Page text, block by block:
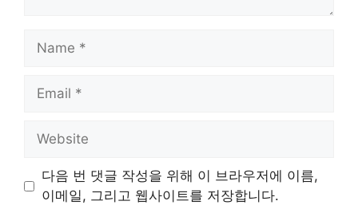
Name
Email
Website
다음 번 댓글 작성을 위해 이 브라우저에 이름,
이메일, 그리고 웹사이트를 저장합니다.